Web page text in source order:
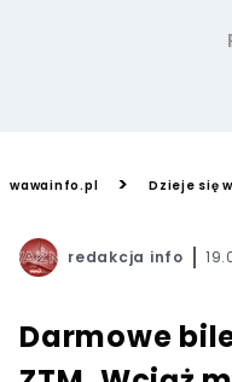
wawainfo.pl > Dzieje się
redakcja info
Darmowe